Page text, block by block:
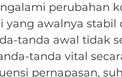
perubahan
yang awalnya
tanda awal tidak
tanda vital
pernapasan,